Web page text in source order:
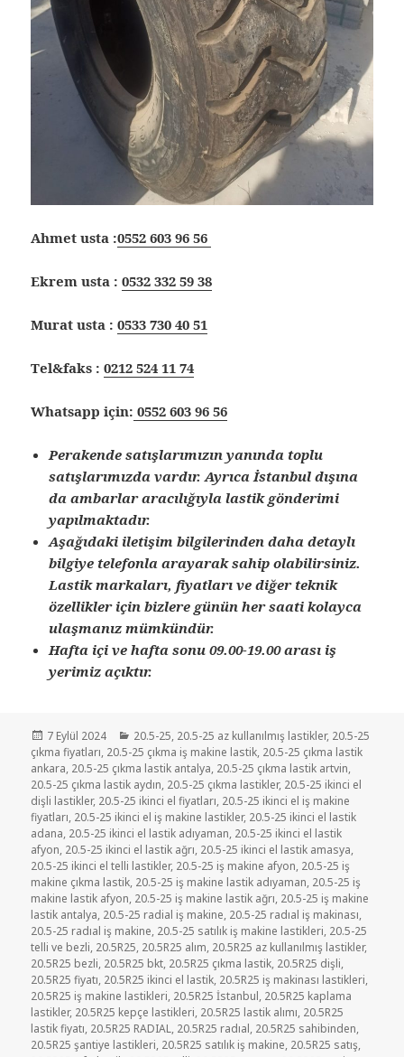
Ahmet usta :0552 603 96 56
Ekrem usta :0532 332 59 38
Murat usta :0533 730 40 51
Tel&faks :0212 524 11 74
Whatsapp için: 0552 603 96 56
Perakende satışlarımızın yanında toplu
satışlarımızda vardır. Ayrıca İstanbul dışına
da ambarlar aracılığıyla lastik gönderimi
yapılmaktadır.
Aşağıdaki iletişim bilgilerinden daha detaylı
bilgiye telefonla arayarak sahip olabilirsiniz.
Lastik markaları, fiyatları ve diğer teknik
özellikler için bizlere günün her saati kolayca
ulaşmanız mümkündür.
Hafta içi ve hafta sonu 09.00-19.00 arası iş
yerimiz açıktır.
Yayın
tarihi
7 Eylül 2024 Kategoriler
20.5-25, 20.5-25 az kullanılmış lastikler, 20.5-25
çıkma fiyatları, 20.5-25 çıkma iş makine lastik, 20.5-25 çıkma lastik
ankara, 20.5-25 çıkma lastik antalya, 20.5-25 çıkma lastik artvin,
20.5-25 çıkma lastik aydın, 20.5-25 çıkma lastikler, 20.5-25 ikinci el
dişli lastikler, 20.5-25 ikinci el fiyatları, 20.5-25 ikinci el iş makine
fiyatları, 20.5-25 ikinci el iş makine lastikler, 20.5-25 ikinci el lastik
adana, 20.5-25 ikinci el lastik adıyaman, 20.5-25 ikinci el lastik
afyon, 20.5-25 ikinci el lastik ağrı, 20.5-25 ikinci el lastik amasya,
20.5-25 ikinci el telli lastikler, 20.5-25 iş makine afyon, 20.5-25 iş
makine çıkma lastik, 20.5-25 iş makine lastik adıyaman, 20.5-25 iş
makine lastik afyon, 20.5-25 iş makine lastik ağrı, 20.5-25 iş makine
lastik antalya, 20.5-25 radial iş makine, 20.5-25 radıal iş makinası,
20.5-25 radıal iş makine, 20.5-25 satılık iş makine lastikleri, 20.5-25
telli ve bezli, 20.5R25, 20.5R25 alım, 20.5R25 az kullanılmış lastikler,
20.5R25 bezli, 20.5R25 bkt, 20.5R25 çıkma lastik, 20.5R25 dişli,
20.5R25 fiyatı, 20.5R25 ikinci el lastik, 20.5R25 iş makinası lastikleri,
20.5R25 iş makine lastikleri, 20.5R25 İstanbul, 20.5R25 kaplama
lastikler, 20.5R25 kepçe lastikleri, 20.5R25 lastik alımı, 20.5R25
lastik fiyatı, 20.5R25 RADIAL, 20.5R25 radıal, 20.5R25 sahibinden,
20.5R25 şantiye lastikleri, 20.5R25 satılık iş makine, 20.5R25 satış,